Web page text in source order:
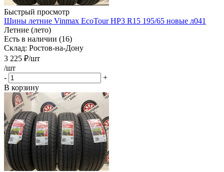
Быстрый просмотр
Шины летние Vinmax EcoTour HP3 R15 195/65 новые л041
Летние (лето)
Есть в наличии (16)
Склад: Ростов-на-Дону
3 225 ₽/шт
/шт
-
+
В корзину